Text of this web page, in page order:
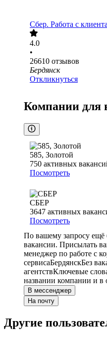
Сбер. Работа с
4.0
•
26610 отзывов
Бердянск
Откликнуться
Компании для
585, Золотой
750 активных
Посмотреть
СБЕР
3647 активных
Посмотреть
По вашему запросу ещё
вакансии. Присылать
менеджер по работе с
сервисаБердянскБез
агентствКлючевые
названии компании и в
В мессенджер
На почту
Другие